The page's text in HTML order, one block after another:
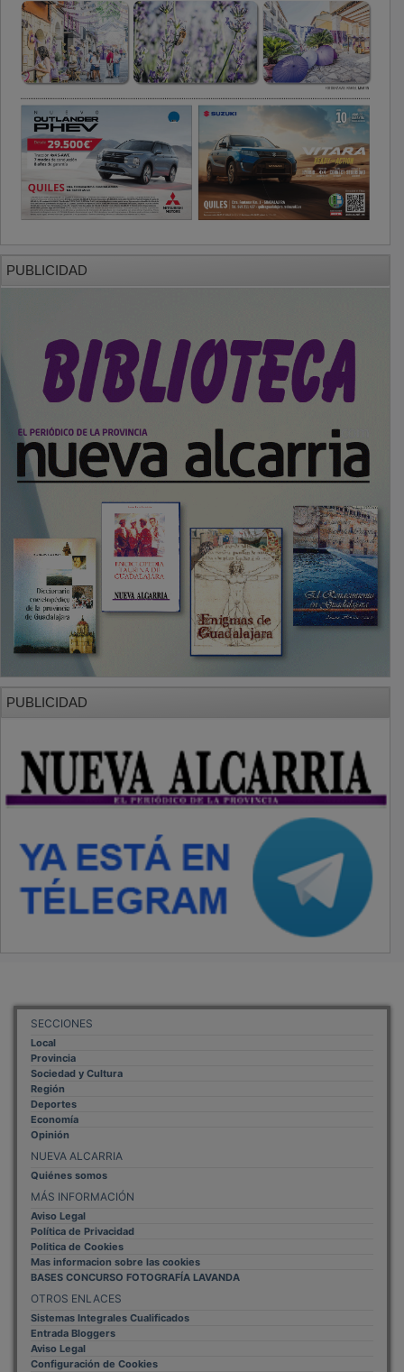
SECCIONES
Local
Provincia
Sociedad y Cultura
Región
Deportes
Economía
Opinión
NUEVA ALCARRIA
Quiénes somos
MÁS INFORMACIÓN
Aviso Legal
Política de Privacidad
Politica de Cookies
Mas informacion sobre las cookies
BASES CONCURSO FOTOGRAFÍA LAVANDA
Sistemas Integrales Cualificados
Entrada Bloggers
Aviso Legal
Configuración de Cookies
Empleo Trabajando.es